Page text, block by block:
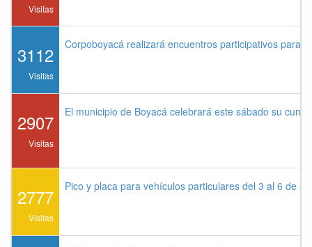
Visitas
3112
Visitas
Corpoboyacá realizará encuentros participativos para
2907
Visitas
El municipio de Boyacá celebrará este sábado su
2777
Visitas
Pico y placa para vehículos particulares del 3 al 6 de